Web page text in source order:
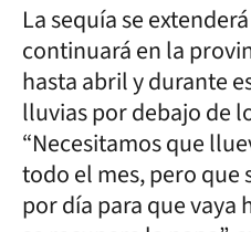
La sequía se
continuará en la
hasta abril y durante
lluvias por debajo de
“Necesitamos que
todo el mes, pero que
por día para que vaya